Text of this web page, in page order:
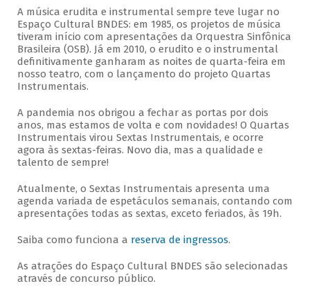
A música erudita e instrumental sempre teve lugar no
Espaço Cultural BNDES: em 1985, os projetos de música
tiveram início com apresentações da Orquestra Sinfônica
Brasileira (OSB). Já em 2010, o erudito e o instrumental
definitivamente ganharam as noites de quarta-feira em
nosso teatro, com o lançamento do projeto Quartas
Instrumentais.
A pandemia nos obrigou a fechar as portas por dois
anos, mas estamos de volta e com novidades! O Quartas
Instrumentais virou Sextas Instrumentais, e ocorre
agora às sextas-feiras. Novo dia, mas a qualidade e
talento de sempre!
Atualmente, o Sextas Instrumentais apresenta uma
agenda variada de espetáculos semanais, contando com
apresentações todas as sextas, exceto feriados, às 19h.
Saiba como funciona a reserva de ingressos.
As atrações do Espaço Cultural BNDES são selecionadas
através de concurso público.